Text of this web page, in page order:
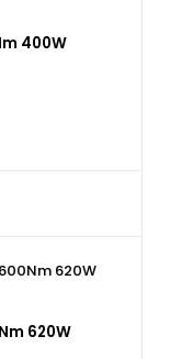
400W
620W